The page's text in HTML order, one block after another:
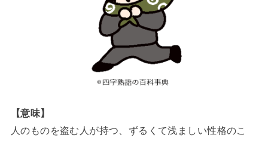
【意味】
人のものを盗む人が持つ、ずるくて浅ましい性格のこ